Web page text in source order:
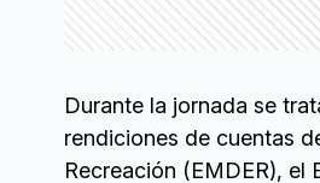
Durante la jornada se
rendiciones de cuentas
Recreación (EMDER), el